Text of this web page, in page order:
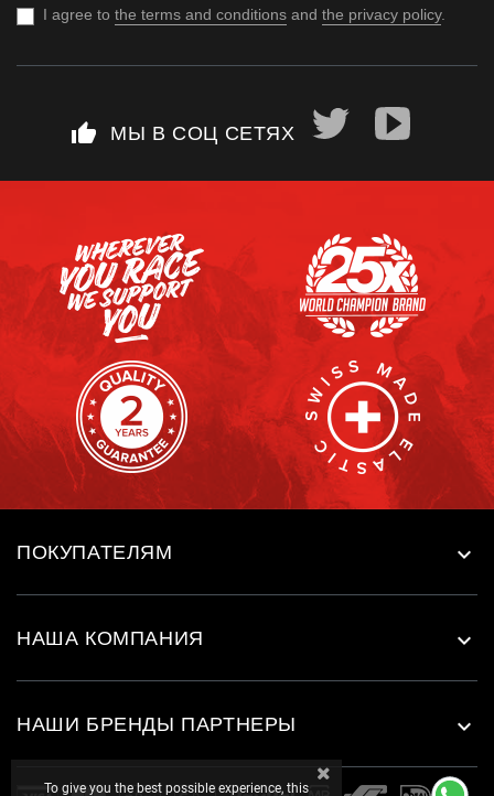
I agree to the terms and conditions and the privacy policy.
thumb_up МЫ В СОЦ СЕТЯХ
ПОКУПАТЕЛЯМ 
НАША КОМПАНИЯ 
НАШИ БРЕНДЫ ПАРТНЕРЫ 
To give you the best possible experience, this